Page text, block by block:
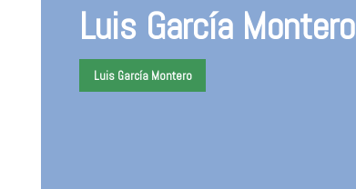
Luis García Montero
Luis García Montero